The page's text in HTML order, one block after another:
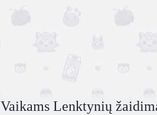
Vaikams Lenktynių